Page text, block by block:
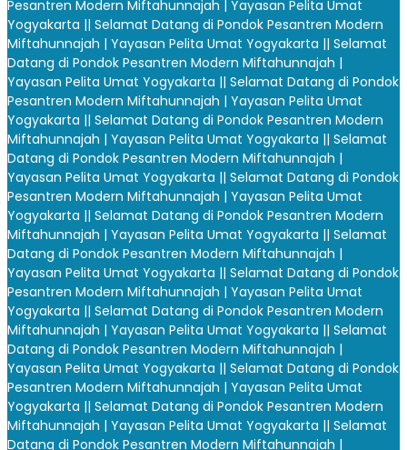
Pesantren Modern Miftahunnajah | Yayasan Pelita Umat
Yogyakarta || Selamat Datang di Pondok Pesantren Modern
Miftahunnajah | Yayasan Pelita Umat Yogyakarta || Selamat
Datang di Pondok Pesantren Modern Miftahunnajah |
Yayasan Pelita Umat Yogyakarta || Selamat Datang di Pondok
Pesantren Modern Miftahunnajah | Yayasan Pelita Umat
Yogyakarta || Selamat Datang di Pondok Pesantren Modern
Miftahunnajah | Yayasan Pelita Umat Yogyakarta || Selamat
Datang di Pondok Pesantren Modern Miftahunnajah |
Yayasan Pelita Umat Yogyakarta || Selamat Datang di Pondok
Pesantren Modern Miftahunnajah | Yayasan Pelita Umat
Yogyakarta || Selamat Datang di Pondok Pesantren Modern
Miftahunnajah | Yayasan Pelita Umat Yogyakarta || Selamat
Datang di Pondok Pesantren Modern Miftahunnajah |
Yayasan Pelita Umat Yogyakarta || Selamat Datang di Pondok
Pesantren Modern Miftahunnajah | Yayasan Pelita Umat
Yogyakarta || Selamat Datang di Pondok Pesantren Modern
Miftahunnajah | Yayasan Pelita Umat Yogyakarta || Selamat
Datang di Pondok Pesantren Modern Miftahunnajah |
Yayasan Pelita Umat Yogyakarta || Selamat Datang di Pondok
Pesantren Modern Miftahunnajah | Yayasan Pelita Umat
Yogyakarta || Selamat Datang di Pondok Pesantren Modern
Miftahunnajah | Yayasan Pelita Umat Yogyakarta || Selamat
Datang di Pondok Pesantren Modern Miftahunnajah |